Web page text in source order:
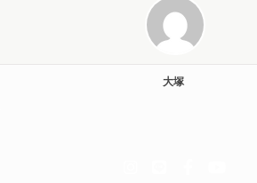
大塚